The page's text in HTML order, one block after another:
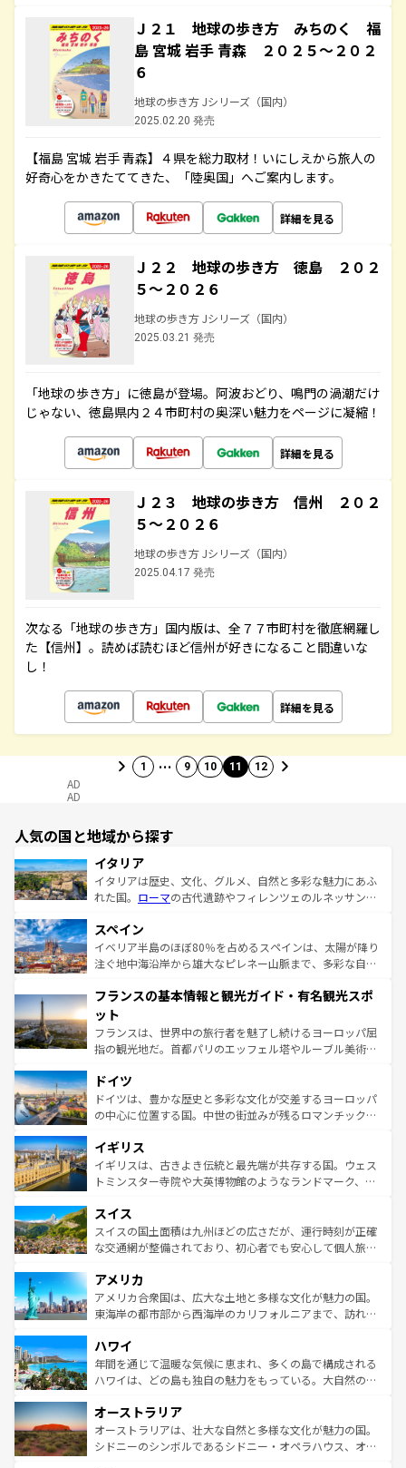
Ｊ２１ 地球の歩き方 みちのく 福
島 宮城 岩手 青森 ２０２５～２０２
６
地球の歩き方 Jシリーズ（国内）
2025.02.20 発売
【福島 宮城 岩手 青森】４県を総力取材！いにしえから旅人の
好奇心をかきたててきた、「陸奥国」へご案内します。
詳細を見る
Ｊ２２ 地球の歩き方 徳島 ２０２
５～２０２６
地球の歩き方 Jシリーズ（国内）
2025.03.21 発売
「地球の歩き方」に徳島が登場。阿波おどり、鳴門の渦潮だけ
じゃない、徳島県内２４市町村の奥深い魅力をページに凝縮！
詳細を見る
Ｊ２３ 地球の歩き方 信州 ２０２
５～２０２６
地球の歩き方 Jシリーズ（国内）
2025.04.17 発売
次なる「地球の歩き方」国内版は、全７７市町村を徹底網羅し
た【信州】。読めば読むほど信州が好きになること間違いな
し！
詳細を見る
1 … 9 10 11 12
AD
AD
人気の国と地域から探す
イタリア
イタリアは歴史、文化、グルメ、自然と多彩な魅力にあふ
れた国。 ローマの古代遺跡やフィレンツェのルネッサンス
ろん、トスカーナの美しい田園風景やアマルフィ海岸の絶
景など、自然景観も見逃せない。観光の合間には、本場の
ピザやパスタなど、絶品のイタリア料理を堪能することも
ませてくれるイタリアで、忘れられない旅をしてみよう！
なお、新着のイタリア情報は
しい。
スペイン
イベリア半島のほぼ80％を占めるスペインは、太陽が降り
注ぐ地中海沿岸から雄大なピレネー山脈まで、多彩な自然
文化が根付くこの国では、情熱的なフラメンコ、熱気あふ
れる闘牛、そして美味しいタパスが生活の一部となってい
る。首都マドリードの洗練された雰囲気や、バルセロナの
アートに溢れた街角から、地方では古代ローマ遺跡や中世
せる。地方によって風土や気候が異なるスペインはその個
性で訪れる人を魅了する。 なお、新着のスペイン情報は コ
ンテンツ一覧を参照してほしい。
フランスの基本情報と観光ガイド・有名観光スポ
ット
フランスは、世界中の旅行者を魅了し続けるヨーロッパ屈
指の観光地だ。首都パリのエッフェル塔やルーブル美術館
で、幅広い魅力が詰まっている。華麗な宮殿、歴史的な大
聖堂、美しいビーチ、そして豊かな自然が、訪れる者を心
から魅了する。また、フランスは美食の国としても知ら
いる。シャンパンの発祥地であるランス、プロヴァンスの
香り高いラベンダー畑など、多彩な楽しみ方が可能だ。さ
らに、パリ以外の地域にも魅力が溢れており、どの街角に
れる地方に足を運ぶとそれぞれで全く異なる文化を体験で
きるだろう。 なお、新着のフランス情報はコンテンツ一覧
を参照してほしい。
ドイツ
ドイツは、豊かな歴史と多彩な文化が交差するヨーロッパ
の中心に位置する国。中世の街並みが残るロマンチック街
顔を持つこの国は、どこを歩いても飽きることがない。ベ
ルリンの文化的活気、バイエルン州のアルプスの絶景、そ
してライン川沿いのワイン畑といった風景は必見。ビール
は、お酒好きな人にはぜひ体験してほしい。 なお、新着の
ドイツ情報はコンテンツ一覧を参照してほしい。
イギリス
イギリスは、古きよき伝統と最先端が共存する国。ウェス
トミンスター寺院や大英博物館のようなランドマーク、歴
リアごとに異なる魅力がある。また、優雅なアフタヌーン
ティー、ビール好きにはたまらない英国パブ、サッカー観
戦など、本場だからこそできる体験も豊富。イギリスを旅
ンツ一覧を参照してほしい。
スイス
スイスの国土面積は九州ほどの広さだが、運行時刻が正確
な交通網が整備されており、初心者でも安心して個人旅行
の建物がそのまま残る町や、スイスならではのユニークな
博物館もあり、アルプス観光だけでなく町歩きも満喫する
ことができる。国民の所得が高いため物価も高いが、旅行
ば市内交通費無料で観光を楽しむこともできる。 なお、新
着のスイス情報はコンテンツ一覧 を参照してほしい。
アメリカ
アメリカ合衆国は、広大な土地と多様な文化が魅力の国。
東海岸の都市部から西海岸のカリフォルニアまで、訪れる
のような巨大都市は、観光、ショッピング、エンターテイ
ンメントが詰まった刺激的なスポットだ。一方、アメリカ
西部には大自然が広がり、グランドキャニオンやイエロー
部のニューオーリンズでは、音楽と美食が融合した独特の
文化が魅力。旅行者はアメリカの各地域で異なる魅力を楽
しみながら、その多様性と豊かな歴史を感じることができ
ハワイ
年間を通じて温暖な気候に恵まれ、多くの島で構成される
ハワイは、どの島も独自の魅力をもっている。大自然の神
ワイ島は見逃せない。また、定番の観光地といえばオアフ
島だが、静かな自然を求めるならマウイ島やカウアイ島が
おすすめ。エメラルドグリーンに輝く海をはじめ、豊かな
オーストラリア
オーストラリアは、壮大な自然と多様な文化が魅力の国。
シドニーのシンボルであるシドニー・オペラハウス、オー